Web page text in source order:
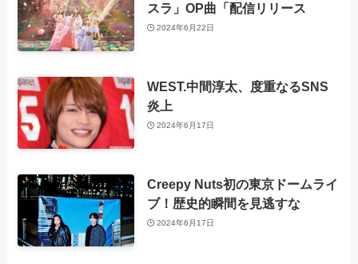
スラ」OP曲「配信リリース
2024年6月22日
WEST.中間淳太、度重なるSNS
炎上
2024年6月17日
Creepy Nuts初の東京ドームライ
ブ！歴史的瞬間を見逃すな
2024年6月17日